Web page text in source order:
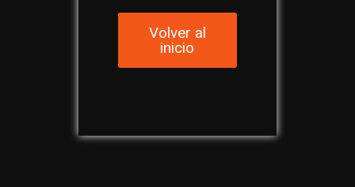
Volver al
inicio